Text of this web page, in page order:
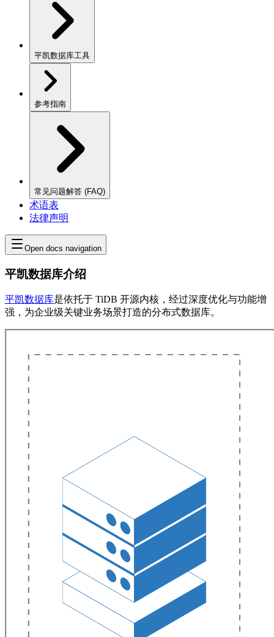
平凯数据库工具
参考指南
常见问题解答 (FAQ)
术语表
法律声明
Open docs navigation
平凯数据库介绍
平凯数据库是依托于 TiDB 开源内核，经过深度优化与功能增
强，为企业级关键业务场景打造的分布式数据库。